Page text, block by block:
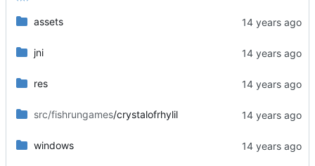
assets
jni
res
src/fishrungames/crystalofrhylil
windows